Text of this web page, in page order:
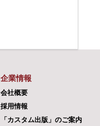
企業情報
会社概要
採用情報
「カスタム出版」のご案内